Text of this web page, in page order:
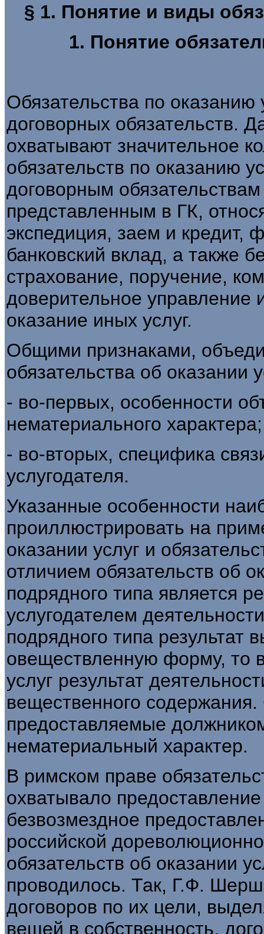
§ 1. Понятие и виды
1. Понятие
Обязательства по оказанию
договорных обязательств.
охватывают значительное
обязательств по оказанию
договорным
представленным в ГК,
экспедиция, заем и кредит,
банковский вклад, а также
страхование, поручение,
доверительное управление
оказание иных услуг.
Общими признаками,
обязательства об оказании
- во-первых, особенности
нематериального характера;
- во-вторых, специфика
услугодателя.
Указанные особенности
проиллюстрировать на
оказании услуг и
отличием обязательств об
подрядного типа является
услугодателем
подрядного типа результат
овеществленную форму, то
услуг результат
вещественного
предоставляемые
нематериальный характер.
В римском праве
охватывало
безвозмездное
российской
обязательств об оказании
проводилось. Так, Г.Ф.
договоров по их цели,
вещей в собственность,